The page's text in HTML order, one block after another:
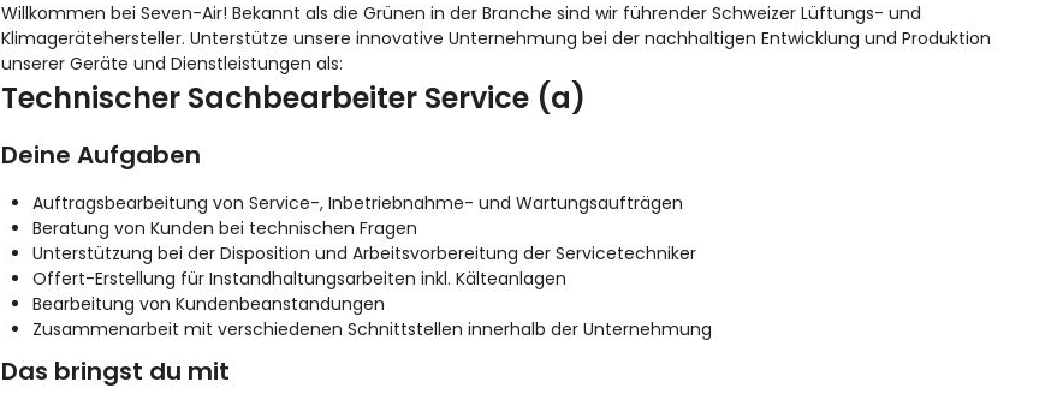
Willkommen bei Seven-Air! Bekannt als die Grünen in der Branche sind wir führender Schweizer Lüftungs- und
Klimagerätehersteller. Unterstütze unsere innovative Unternehmung bei der nachhaltigen Entwicklung und Produktion
unserer Geräte und Dienstleistungen als:
Technischer Sachbearbeiter Service (a)
Deine Aufgaben
Auftragsbearbeitung von Service-, Inbetriebnahme- und Wartungsaufträgen
Beratung von Kunden bei technischen Fragen
Unterstützung bei der Disposition und Arbeitsvorbereitung der Servicetechniker
Offert-Erstellung für Instandhaltungsarbeiten inkl. Kälteanlagen
Bearbeitung von Kundenbeanstandungen
Zusammenarbeit mit verschiedenen Schnittstellen innerhalb der Unternehmung
Das bringst du mit